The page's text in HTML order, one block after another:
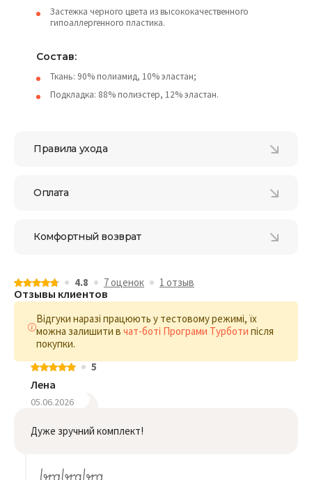
Застежка черного цвета из высококачественного
гипоаллергенного пластика.
Состав:
Ткань: 90% полиамид, 10% эластан;
Подкладка: 88% полиэстер, 12% эластан.
Правила ухода
Оплата
Комфортный возврат
4.8 7 оценок 1 отзыв
Отзывы клиентов
Відгуки наразі працюють у тестовому режимі, їх
можна залишити в чат-боті Програми Турботи після
покупки.
5
Лена
05.06.2026
Дуже зручний комплект!